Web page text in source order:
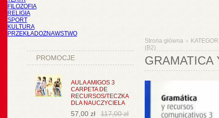
FILOZOFIA
RELIGIA
SPORT
KULTURA
PRZEKŁADOZNAWSTWO
PROMOCJE
AULA AMIGOS 3
CARPETA DE
RECURSOS/TECZKA
DLA NAUCZYCIELA
57,00 zł 117,00 zł
Strona główna >
(B2)
GRAMATICA